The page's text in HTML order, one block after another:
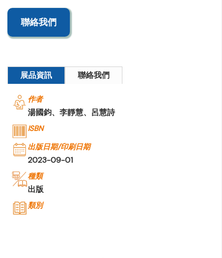
聯絡我們
展品資訊 聯絡我們
作者
湯國鈞、李靜慧、呂慧詩
ISBN
出版日期/印刷日期
2023-09-01
種類
出版
類別